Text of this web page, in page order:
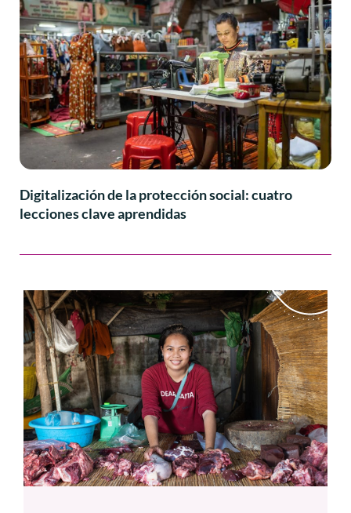
Digitalización de la protección social: cuatro
lecciones clave aprendidas